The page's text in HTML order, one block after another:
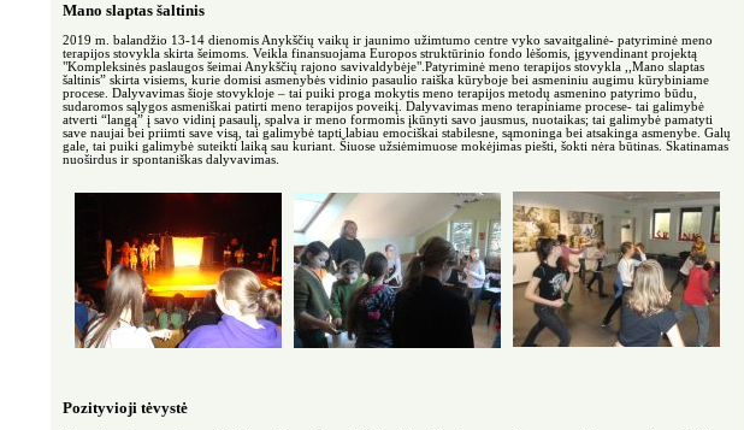
Mano slaptas šaltinis
2019 m. balandžio 13-14 dienomis Anykščių vaikų ir jaunimo užimtumo centre vyko savaitgalinė- patyriminė meno
terapijos stovykla skirta šeimoms. Veikla finansuojama Europos struktūrinio fondo lėšomis, įgyvendinant projektą
"Kompleksinės paslaugos šeimai Anykščių rajono savivaldybėje".Patyriminė meno terapijos stovykla ,,Mano slaptas
šaltinis” skirta visiems, kurie domisi asmenybės vidinio pasaulio raiška kūryboje bei asmeniniu augimu kūrybiniame
procese. Dalyvavimas šioje stovykloje – tai puiki proga mokytis meno terapijos metodų asmenino patyrimo būdu,
sudaromos sąlygos asmeniškai patirti meno terapijos poveikį. Dalyvavimas meno terapiniame procese- tai galimybė
atverti “langą” į savo vidinį pasaulį, spalva ir meno formomis įkūnyti savo jausmus, nuotaikas; tai galimybė pamatyti
save naujai bei priimti save visą, tai galimybė tapti labiau emociškai stabilesne, sąmoninga bei atsakinga asmenybe. Galų
gale, tai puiki galimybė suteikti laiką sau kuriant. Šiuose užsiėmimuose mokėjimas piešti, šokti nėra būtinas. Skatinamas
nuoširdus ir spontaniškas dalyvavimas.
Pozityvioji tėvystė